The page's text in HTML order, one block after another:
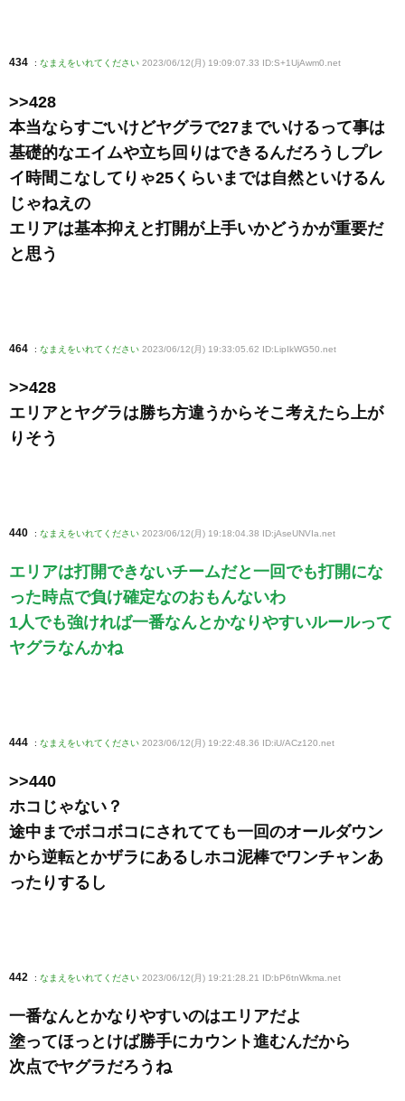
434 : なまえをいれてください 2023/06/12(月) 19:09:07.33 ID:S+1UjAwm0.net
>>428
本当ならすごいけどヤグラで27までいけるって事は
基礎的なエイムや立ち回りはできるんだろうしプレ
イ時間こなしてりゃ25くらいまでは自然といけるん
じゃねえの
エリアは基本抑えと打開が上手いかどうかが重要だ
と思う
464 : なまえをいれてください 2023/06/12(月) 19:33:05.62 ID:LipIkWG50 .net
>>428
エリアとヤグラは勝ち方違うからそこ考えたら上が
りそう
440 : なまえをいれてください 2023/06/12(月) 19:18:04.38 ID:jAseUNVIa .net
エリアは打開できないチームだと一回でも打開にな
った時点で負け確定なのおもんないわ
1人でも強ければ一番なんとかなりやすいルールって
ヤグラなんかね
444 : なまえをいれてください 2023/06/12(月) 19:22:48.36 ID:iU/ACz120 .net
>>440
ホコじゃない？
途中までボコボコにされてても一回のオールダウン
から逆転とかザラにあるしホコ泥棒でワンチャンあ
ったりするし
442 : なまえをいれてください 2023/06/12(月) 19:21:28.21 ID:bP6tnWkma .net
一番なんとかなりやすいのはエリアだよ
塗ってほっとけば勝手にカウント進むんだから
次点でヤグラだろうね